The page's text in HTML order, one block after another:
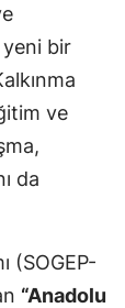
bir
ve
da
(SOGEP-
“Anadolu